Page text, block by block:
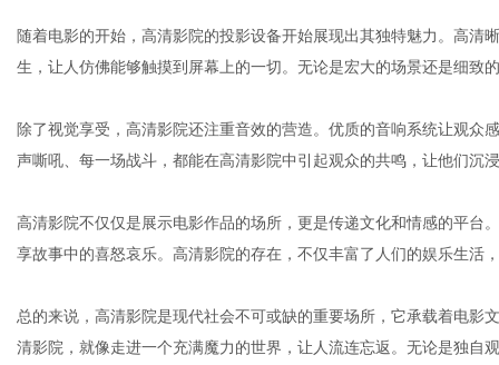
随着电影的开始，高清影院的投影设备开始展现出其独特魅力。高清
生，让人仿佛能够触摸到屏幕上的一切。无论是宏大的场景还是细致
除了视觉享受，高清影院还注重音效的营造。优质的音响系统让观众
声嘶吼、每一场战斗，都能在高清影院中引起观众的共鸣，让他们沉
高清影院不仅仅是展示电影作品的场所，更是传递文化和情感的平台
享故事中的喜怒哀乐。高清影院的存在，不仅丰富了人们的娱乐生活
总的来说，高清影院是现代社会不可或缺的重要场所，它承载着电影
清影院，就像走进一个充满魔力的世界，让人流连忘返。无论是独自